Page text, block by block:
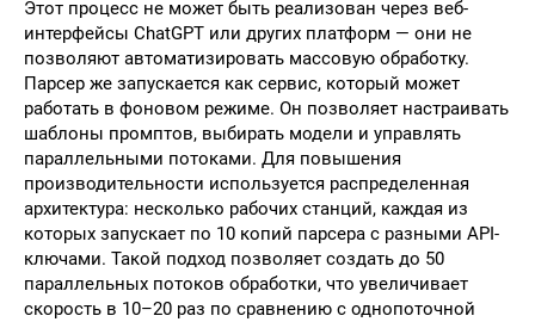
Этот процесс не может быть реализован через веб-
интерфейсы ChatGPT или других платформ — они не
позволяют автоматизировать массовую обработку.
Парсер же запускается как сервис, который может
работать в фоновом режиме. Он позволяет настраивать
шаблоны промптов, выбирать модели и управлять
параллельными потоками. Для повышения
производительности используется распределенная
архитектура: несколько рабочих станций, каждая из
которых запускает по 10 копий парсера с разными API-
ключами. Такой подход позволяет создать до 50
параллельных потоков обработки, что увеличивает
скорость в 10–20 раз по сравнению с однопоточной